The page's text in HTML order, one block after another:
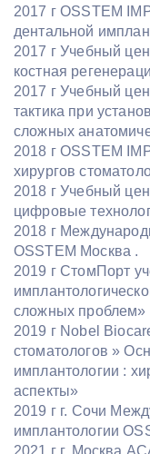
2017 г OSSTEM
дентальной
2017 г Учебный
костная
2017 г Учебный
тактика при
сложных
2018 г OSSTEM
хирургов
2018 г Учебный
цифровые
2018 г
OSSTEM Москва .
2019 г СтомПорт
сложных проблем»
2019 г Nobel
стоматологов »
имплантологии :
аспекты»
2019 г г. Сочи
имплантологии
2021 г г. Москва